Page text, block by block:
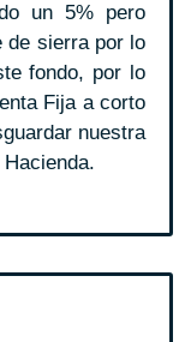
un 5% pero
de sierra por lo
fondo, por lo
Fija a corto
nuestra